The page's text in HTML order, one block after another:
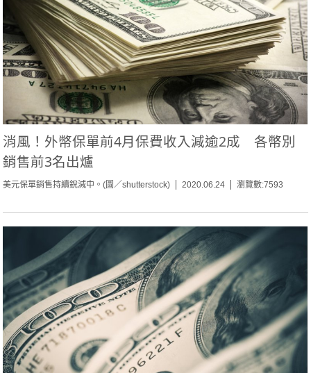
消風！外幣保單前4月保費收入減逾2成 各幣別
銷售前3名出爐
美元保單銷售持續銳減中。(圖／shutterstock) 2020.06.24 瀏覽數:7593